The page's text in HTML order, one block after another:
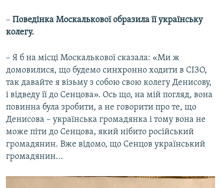
– Поведінка Москалькової образила її українську
колегу.
– Я б на місці Москалькової сказала: «Ми ж
домовилися, що будемо синхронно ходити в СІЗО,
так давайте я візьму з собою свою колегу Денисову,
і відведу її до Сенцова». Ось що, на мій погляд, вона
повинна була зробити, а не говорити про те, що
Денисова – українська громадянка і тому вона не
може піти до Сенцова, який нібито російський
громадянин. Вже відомо, що Сенцов український
громадянин...